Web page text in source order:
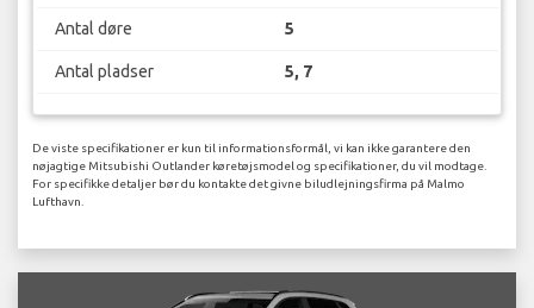
Antal døre 5
Antal pladser 5, 7
De viste specifikationer er kun til informationsformål, vi kan ikke garantere den
nøjagtige Mitsubishi Outlander køretøjsmodel og specifikationer, du vil modtage.
For specifikke detaljer bør du kontakte det givne biludlejningsfirma på Malmo
Lufthavn.